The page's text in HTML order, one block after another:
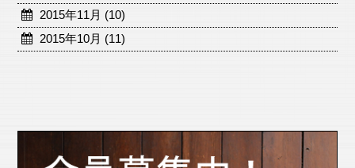
2015年11月 (10)
2015年10月 (11)